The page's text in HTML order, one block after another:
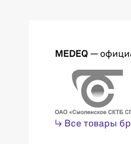
MEDEQ —
↳ Все товары